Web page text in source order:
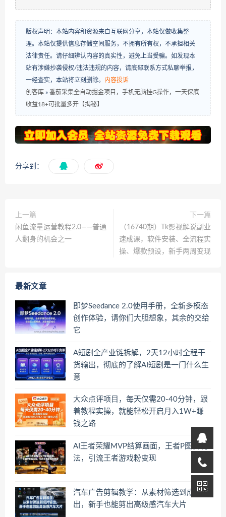
版权声明：本站内容和资源来自互联网分享，本站仅做收集整
理。本站仅提供信息存储空间服务，不拥有所有权，不承担相关
法律责任。请仔细辨认内容的真实性，避免上当受骗。如发现本
站有涉嫌抄袭侵权/违法违规的内容，请底部联系方式私聊举报，
一经查实，本站将立刻删除。
内容投诉
创客库 » 番茄采集全自动掘金项目，手机无脑挂G操作，一天保底
收益18+可批量多开【揭秘】
分享到：
上一篇
闲鱼流量运营教程2.0——普通
人翻身的机会之一
下一篇
（16740期）Tk影视解说副业
速成课，软件安装、全流程实
操、爆款预设，新手两周变现
最新文章
即梦Seedance 2.0使用手册，全新多模态
创作体验，请你们大胆想象，其余的交给
它
A短剧全产业链拆解，2天12小时全程干
货输出，彻底的了解AI短剧是一门什么生
意
大众点评项目，每天仅需20-40分钟，跟
着教程实操，就能轻松开启月入1W+賺
钱之路
AI王者荣耀MVP结算画面，王者P图新玩
法，引流王者游戏粉变现
汽车广告剪辑教学：从素材筛选到成片输
出，新手也能剪出高级感汽车大片